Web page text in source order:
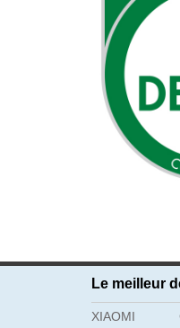
Le meilleur
XIAOMI